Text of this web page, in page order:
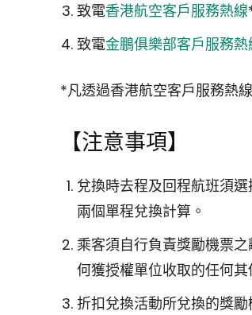
致電香港航空客戶服務熱線
致電金鵬俱樂部客戶服務熱
*凡透過香港航空客戶服務熱
【注意事項】
兌換時去程及回程航班須
兩個單程兌換計算。
乘客須自行負責獎勵機票
何獲授權單位收取的任何其
折扣兌換活動所兌換的獎